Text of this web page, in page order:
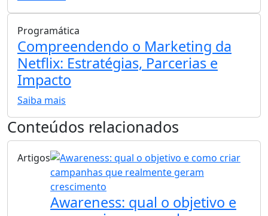
Programática
Compreendendo o Marketing da
Netflix: Estratégias, Parcerias e
Impacto
Saiba mais
Conteúdos relacionados
Artigos
Awareness: qual o objetivo e